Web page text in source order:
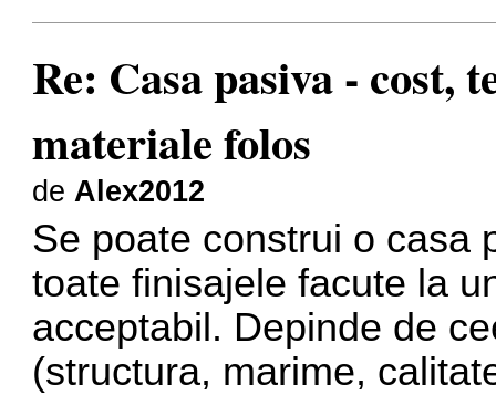
Re: Casa pasiva - cost,
materiale folos
de Alex2012
Se poate construi o casa
toate finisajele facute la
acceptabil. Depinde de
(structura, marime,